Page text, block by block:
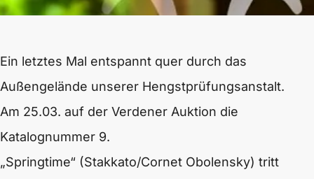
Ein letztes Mal entspannt quer durch das
Außengelände unserer Hengstprüfungsanstalt.
Am 25.03. auf der Verdener Auktion die
Katalognummer 9.
„Springtime“ (Stakkato/Cornet Obolensky) tritt